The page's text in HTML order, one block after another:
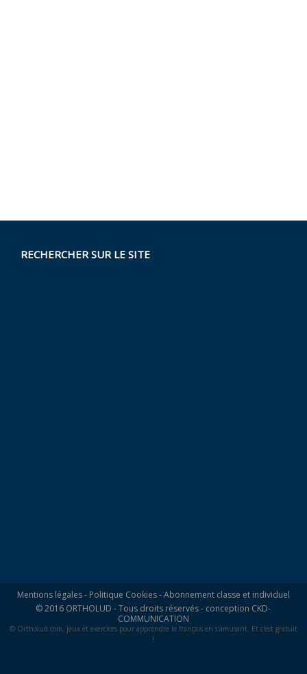
RECHERCHER SUR LE SITE
Mentions légales- Politique Cookies-Abonnement classe et individuel
© 2016 ORTHOLUD - Tous droits réservés - conception CKD-
COMMUNICATION
© Ortholud.com, jeux et exercices pour apprendre le français en s'amusant. Et c'est gratuit
!